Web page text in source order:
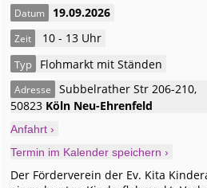
Datum 19.09.2026
Zeit 10 - 13 Uhr
Typ Flohmarkt mit Ständen
Adresse Subbelrather Str 206-210,
50823 Köln Neu-Ehrenfeld
Anfahrt ›
Termin im Kalender speichern ›
Der Förderverein der Ev. Kita